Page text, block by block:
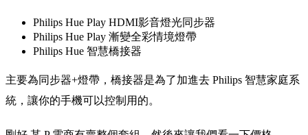
Philips Hue Play HDMI影音燈光同步器
Philips Hue Play 漸變全彩情境燈帶
Philips Hue 智慧橋接器
主要為同步器+燈帶，橋接器是為了加進去 Philips 智慧家庭系
統，讓你的手機可以控制用的。